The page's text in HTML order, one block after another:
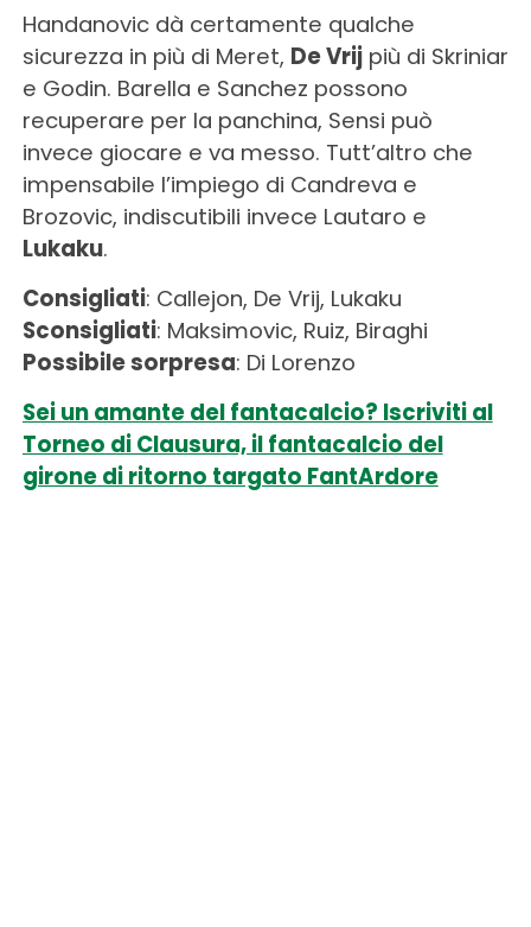
Handanovic dà certamente qualche
sicurezza in più di Meret, De Vrijpiù di Skriniar
e Godin. Barella e Sanchez possono
recuperare per la panchina, Sensi può
invece giocare e va messo. Tutt’altro che
impensabile l’impiego di Candreva e
Brozovic, indiscutibili invece Lautaro e
Lukaku.
Consigliati: Callejon, De Vrij, Lukaku
Sconsigliati: Maksimovic, Ruiz, Biraghi
Possibile sorpresa: Di Lorenzo
Sei un amante del fantacalcio? Iscriviti al
Torneo di Clausura, il fantacalcio del
girone di ritorno targato FantArdore